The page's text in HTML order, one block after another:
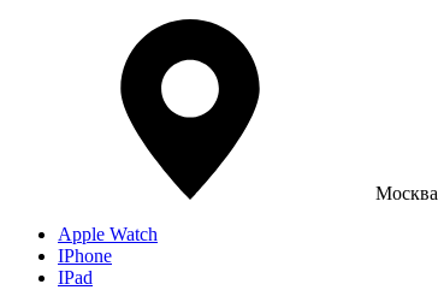
Москва
Apple Watch
IPhone
IPad